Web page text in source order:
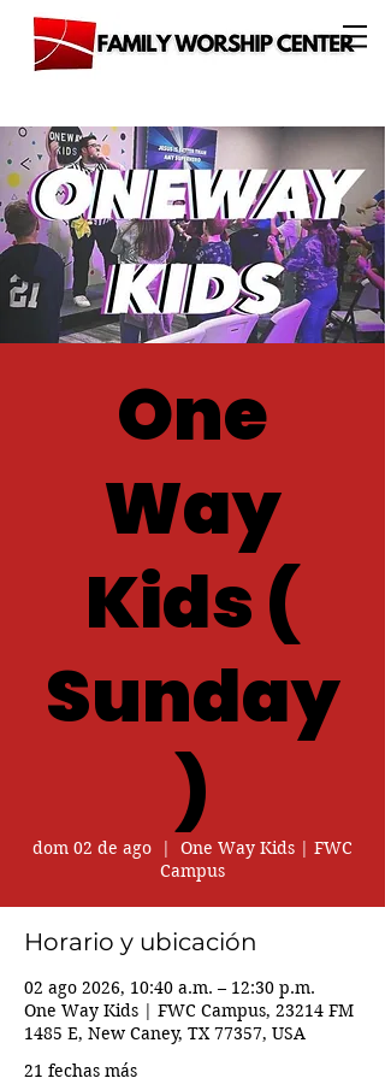
One
Way
Kids (
Sunday
)
dom 02 de ago
  |
One Way Kids | FWC
Campus
Horario y ubicación
02 ago 2026, 10:40 a.m. – 12:30 p.m.
One Way Kids | FWC Campus, 23214 FM
1485 E, New Caney, TX 77357, USA
21 fechas más